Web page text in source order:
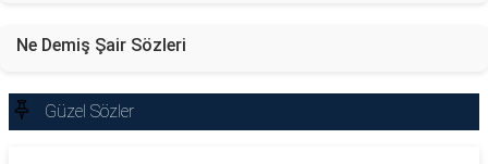
Ne Demiş Şair Sözleri
Güzel Sözler